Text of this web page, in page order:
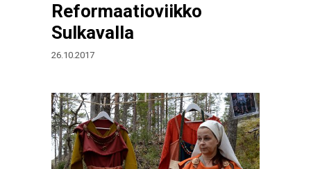
Reformaatioviikko
Sulkavalla
26.10.2017